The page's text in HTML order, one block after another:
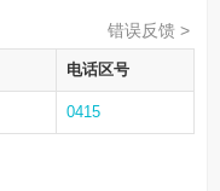
错误反馈 >
电话区号
0415